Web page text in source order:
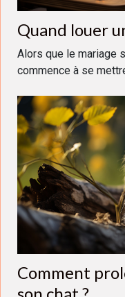
Quand louer
Alors que le mariage
commence à se
Comment
son chat ?